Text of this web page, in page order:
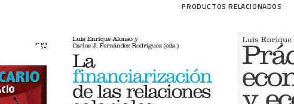
PRODUCTOS RELACIONADOS